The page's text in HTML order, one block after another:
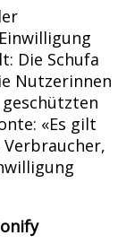
Die Schufa
Nutzerinnen
«Es gilt
Verbraucher,